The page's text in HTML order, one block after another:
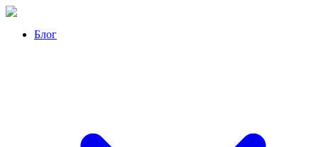
Перейти
контенту
Блог